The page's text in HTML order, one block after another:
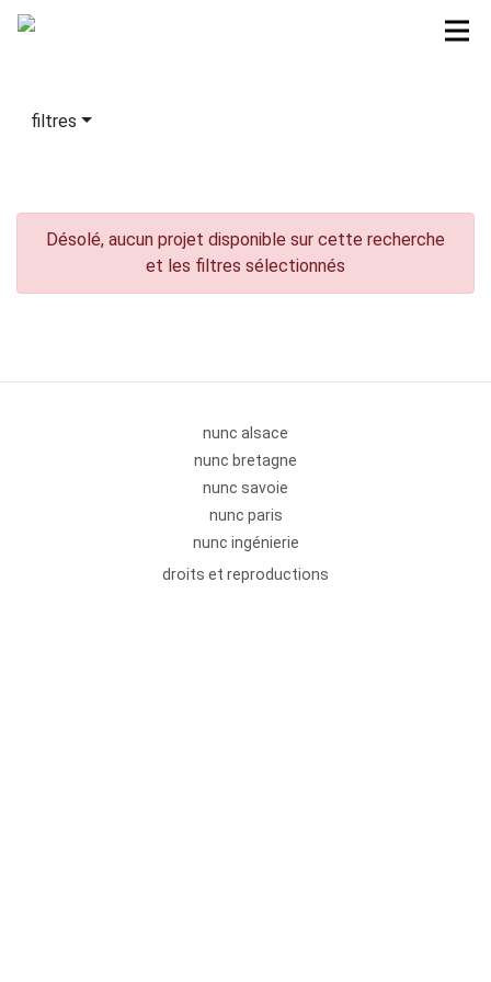
filtres
Désolé, aucun projet disponible sur cette recherche
et les filtres sélectionnés
nunc alsace
nunc bretagne
nunc savoie
nunc paris
nunc ingénierie
droits et reproductions